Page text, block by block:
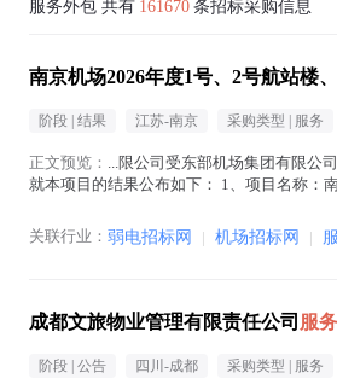
服务外包 共有 161670 条招标采购信息
南京机场2026年度1号、2号航站楼
阶段 | 结果 江苏-南京 采购类型 | 服务
正文预览： ...限公司受东部机场集团有限公
就本项目的结果公布如下： 1、项目名称：
关联行业： 弱电招标网 | 机场招标网 |
成都文旅物业管理有限责任公司 服
阶段 | 公告 四川-成都 采购类型 | 服务